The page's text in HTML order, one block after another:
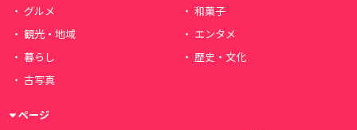
グルメ
和菓子
観光・地域
エンタメ
暮らし
歴史・文化
古写真
ページ